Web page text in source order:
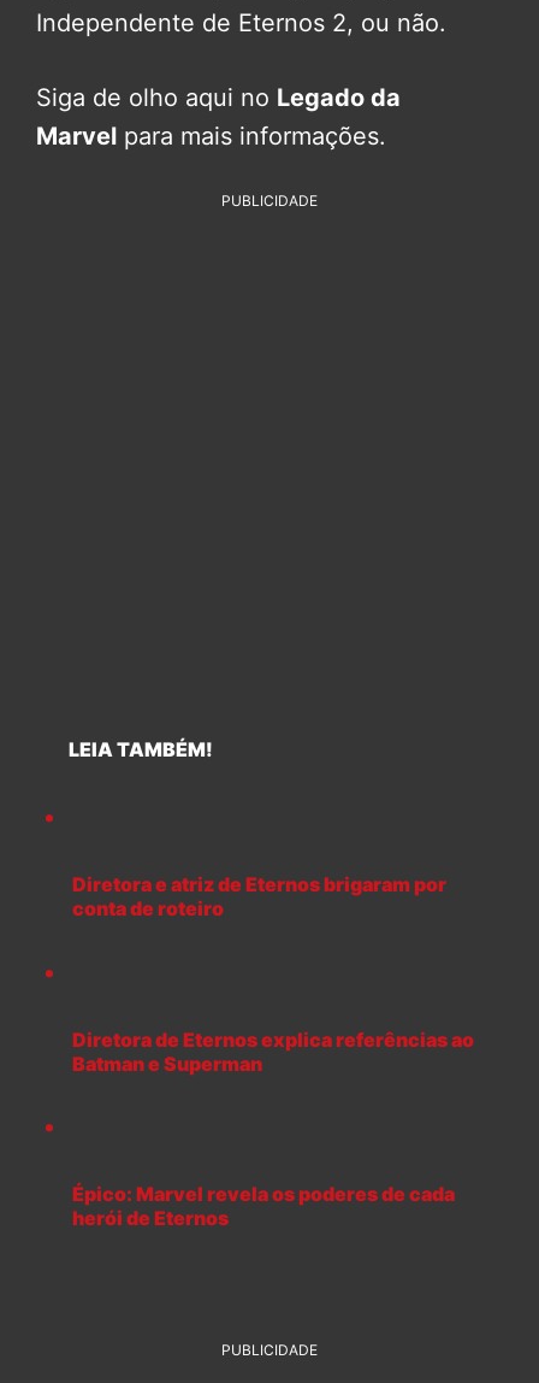
Independente de Eternos 2, ou não.
Siga de olho aqui no Legado da
Marvel para mais informações.
PUBLICIDADE
LEIA TAMBÉM!
Diretora e atriz de Eternos brigaram por
conta de roteiro
Diretora de Eternos explica referências ao
Batman e Superman
Épico: Marvel revela os poderes de cada
herói de Eternos
PUBLICIDADE